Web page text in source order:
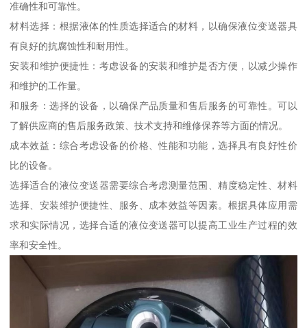
准确性和可靠性。
材料选择：根据液体的性质选择适合的材料，以确保液位变送器具
有良好的抗腐蚀性和耐用性。
安装和维护便捷性：考虑设备的安装和维护是否方便，以减少操作
和维护的工作量。
和服务：选择的设备，以确保产品质量和售后服务的可靠性。可以
了解供应商的售后服务政策、技术支持和维修保养等方面的情况。
成本效益：综合考虑设备的价格、性能和功能，选择具有良好性价
比的设备。
选择适合的液位变送器需要综合考虑测量范围、精度稳定性、材料
选择、安装维护便捷性、服务、成本效益等因素。根据具体应用需
求和实际情况，选择合适的液位变送器可以提高工业生产过程的效
率和安全性。